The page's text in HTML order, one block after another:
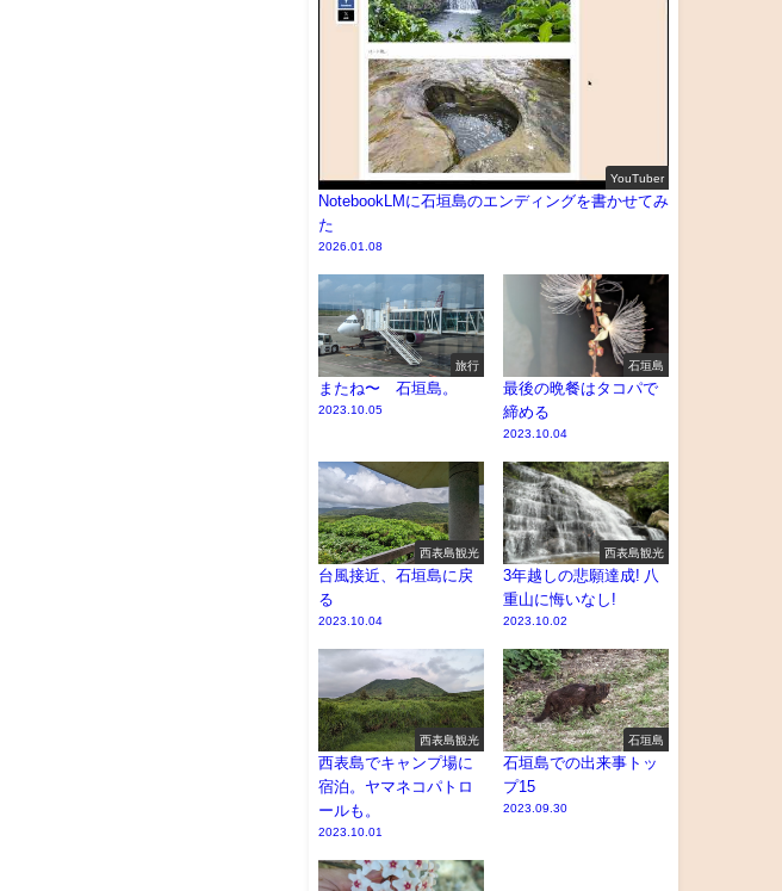
YouTuber
NotebookLMに石垣島のエンディングを書かせてみ
た
2026.01.08
旅行
またね〜 石垣島。
2023.10.05
石垣島
最後の晩餐はタコパで
締める
2023.10.04
西表島観光
台風接近、石垣島に戻
る
2023.10.04
西表島観光
3年越しの悲願達成! 八
重山に悔いなし!
2023.10.02
西表島観光
西表島でキャンプ場に
宿泊。ヤマネコパトロ
ールも。
2023.10.01
石垣島
石垣島での出来事トッ
プ15
2023.09.30